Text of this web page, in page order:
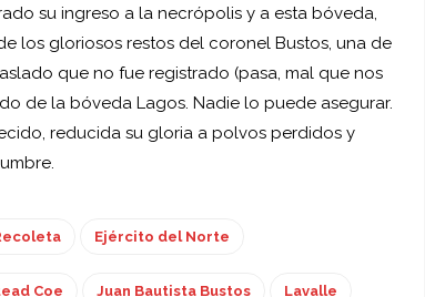
su ingreso a la necrópolis y a esta bóveda,
los gloriosos restos del coronel Bustos, una de
que no fue registrado (pasa, mal que nos
de la bóveda Lagos. Nadie lo puede asegurar.
reducida su gloria a polvos perdidos y
Ejército del Norte
Coe Juan Bautista Bustos Lavalle